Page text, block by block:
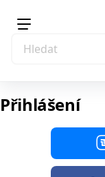
Přihlášení